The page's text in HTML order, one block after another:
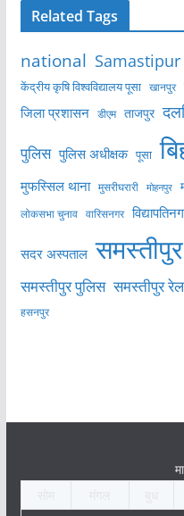
Related Tags
national
केंद्रीय कृषि विश्वविद्यालय पूसा खानपुर
जिला प्रशासन डीएम ताजपुर
पुलिस पुलिस अधीक्षक पूसा
मुफस्सिल थाना मुसरीघरारी मोहनपुर
लोकसभा चुनाव वारिसनगर
सदर अस्पताल समस्तीपुर
समस्तीपुर पुलिस समस्तीपुर
हसनपुर